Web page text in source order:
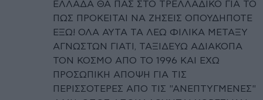
ΕΛΛΑΔΑ ΘΑ ΠΑΣ ΣΤΟ ΤΡΕΛΛΑΔΙΚΟ ΓΙΑ ΤΟ
ΠΩΣ ΠΡΟΚΕΙΤΑΙ ΝΑ ΖΗΣΕΙΣ ΟΠΟΥΔΗΠΟΤΕ
ΕΞΩ! ΟΛΑ ΑΥΤΑ ΤΑ ΛΕΩ ΦΙΛΙΚΑ ΜΕΤΑΞΥ
ΑΓΝΩΣΤΩΝ ΓΙΑΤΙ, ΤΑΞΙΔΕΥΩ ΑΔΙΑΚΟΠΑ
ΤΟΝ ΚΟΣΜΟ ΑΠΟ ΤΟ 1996 ΚΑΙ ΕΧΩ
ΠΡΟΣΩΠΙΚΗ ΑΠΟΨΗ ΓΙΑ ΤΙΣ
ΠΕΡΙΣΣΟΤΕΡΕΣ ΑΠΟ ΤΙΣ "ΑΝΕΠΤΥΓΜΕΝΕΣ"